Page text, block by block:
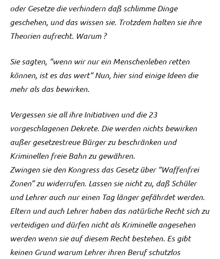
oder Gesetze die verhindern daß schlimme Dinge
geschehen, und das wissen sie. Trotzdem halten sie ihre
Theorien aufrecht. Warum ?
Sie sagten, “wenn wir nur ein Menschenleben retten
können, ist es das wert“ Nun, hier sind einige Ideen die
mehr als das bewirken.
Vergessen sie all ihre Initiativen und die 23
vorgeschlagenen Dekrete. Die werden nichts bewirken
außer gesetzestreue Bürger zu beschränken und
Kriminellen freie Bahn zu gewähren.
Zwingen sie den Kongress das Gesetz über “Waffenfrei
Zonen” zu widerrufen. Lassen sie nicht zu, daß Schüler
und Lehrer auch nur einen Tag länger gefährdet werden.
Eltern und auch Lehrer haben das natürliche Recht sich zu
verteidigen und dürfen nicht als Kriminelle angesehen
werden wenn sie auf diesem Recht bestehen. Es gibt
keinen Grund warum Lehrer ihren Beruf schutzlos